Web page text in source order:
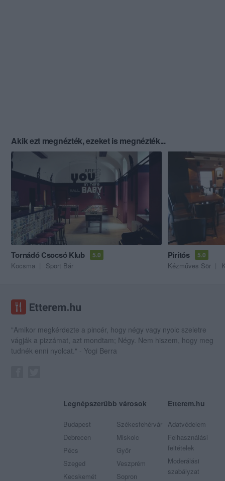
Akik ezt megnézték, ezeket is megnézték...
Tornádó Csocsó Klub 5.0
Kocsma Sport Bár
Pirítós 5.0
Kézműves Sör
"Amikor megkérdezte a pincér, hogy négy vagy nyolc szeletre
vágják a pizzámat, azt mondtam; Négy. Nem hiszem, hogy meg
tudnék enni nyolcat." - Yogi Berra
Legnépszerűbb városok
Budapest
Debrecen
Pécs
Szeged
Kecskemét
Székesfehérvár
Miskolc
Győr
Veszprém
Sopron
Etterem.hu
Adatvédelem
Felhasználási
feltételek
Moderálási
szabályzat